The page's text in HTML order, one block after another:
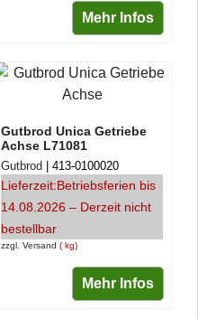
Mehr Infos
Gutbrod Unica Getriebe
Achse L71081
zzgl. Versand kg
Gutbrod 413-0100020
Lieferzeit:Betriebsferien bis
14.08.2026 – Derzeit nicht
bestellbar
Mehr Infos